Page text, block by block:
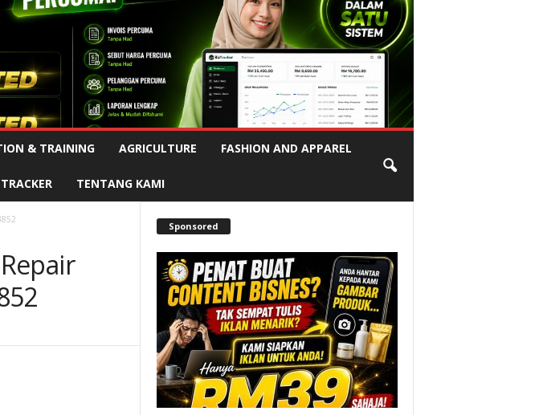
Advertisement
& TRAINING AGRICULTURE FASHION AND APPAREL
TENTANG KAMI
Sponsored